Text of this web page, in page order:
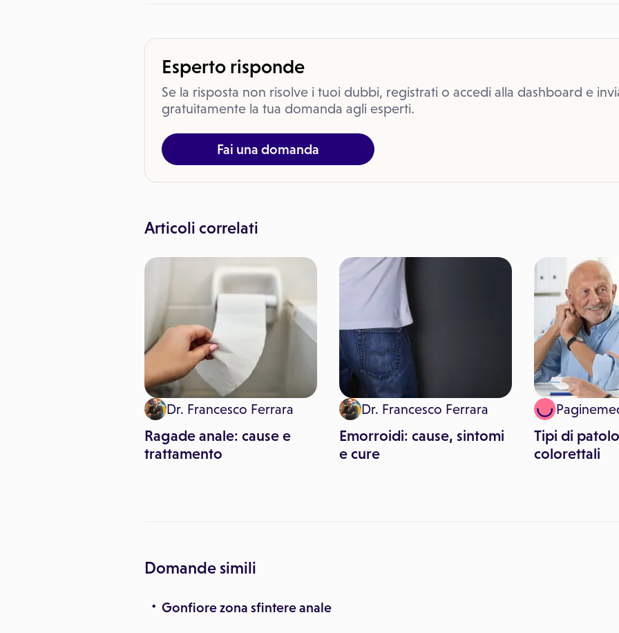
Esperto risponde
Se la risposta non risolve i tuoi dubbi, registrati o accedi alla dashboard e
gratuitamente la tua domanda agli esperti.
Fai una domanda
Articoli correlati
Dr. Francesco Ferrara
Ragade anale: cause e
trattamento
Dr. Francesco Ferrara
Emorroidi: cause, sintomi
e cure
Tipi di
colorettali
Domande simili
Gonfiore zona sfintere anale